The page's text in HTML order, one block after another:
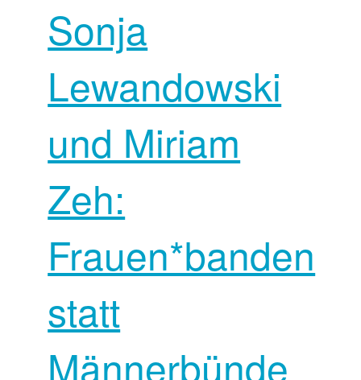
Sonja
Lewandowski
und Miriam
Zeh:
Frauen*banden
statt
Männerbünde